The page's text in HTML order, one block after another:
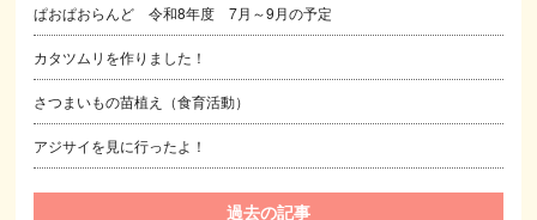
ぱおぱおらんど 令和8年度 7月～9月の予定
カタツムリを作りました！
さつまいもの苗植え（食育活動）
アジサイを見に行ったよ！
過去の記事